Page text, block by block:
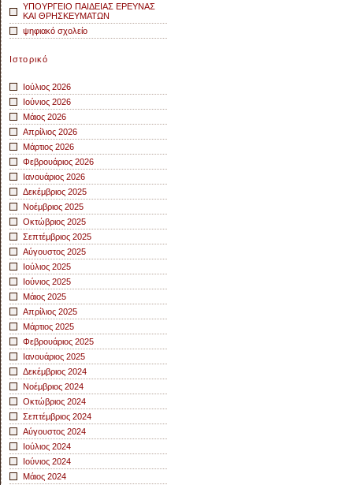
ΥΠΟΥΡΓΕΙΟ ΠΑΙΔΕΙΑΣ ΕΡΕΥΝΑΣ
ΚΑΙ ΘΡΗΣΚΕΥΜΑΤΩΝ
ψηφιακό σχολείο
Ιστορικό
Ιούλιος 2026
Ιούνιος 2026
Μάιος 2026
Απρίλιος 2026
Μάρτιος 2026
Φεβρουάριος 2026
Ιανουάριος 2026
Δεκέμβριος 2025
Νοέμβριος 2025
Οκτώβριος 2025
Σεπτέμβριος 2025
Αύγουστος 2025
Ιούλιος 2025
Ιούνιος 2025
Μάιος 2025
Απρίλιος 2025
Μάρτιος 2025
Φεβρουάριος 2025
Ιανουάριος 2025
Δεκέμβριος 2024
Νοέμβριος 2024
Οκτώβριος 2024
Σεπτέμβριος 2024
Αύγουστος 2024
Ιούλιος 2024
Ιούνιος 2024
Μάιος 2024